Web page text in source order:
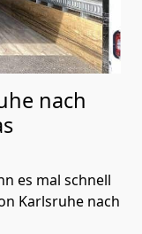
nach
es mal schnell
Karlsruhe nach